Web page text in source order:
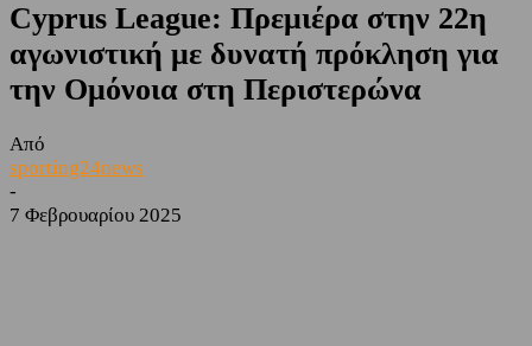
Cyprus League: Πρεμιέρα στην 22η
αγωνιστική με δυνατή πρόκληση για
την Ομόνοια στη Περιστερώνα
Από
sporting24news
-
7 Φεβρουαρίου 2025